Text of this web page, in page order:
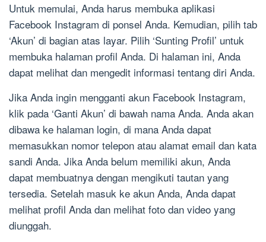
Untuk memulai, Anda harus membuka aplikasi
Facebook Instagram di ponsel Anda. Kemudian, pilih tab
‘Akun’ di bagian atas layar. Pilih ‘Sunting Profil’ untuk
membuka halaman profil Anda. Di halaman ini, Anda
dapat melihat dan mengedit informasi tentang diri Anda.
Jika Anda ingin mengganti akun Facebook Instagram,
klik pada ‘Ganti Akun’ di bawah nama Anda. Anda akan
dibawa ke halaman login, di mana Anda dapat
memasukkan nomor telepon atau alamat email dan kata
sandi Anda. Jika Anda belum memiliki akun, Anda
dapat membuatnya dengan mengikuti tautan yang
tersedia. Setelah masuk ke akun Anda, Anda dapat
melihat profil Anda dan melihat foto dan video yang
diunggah.